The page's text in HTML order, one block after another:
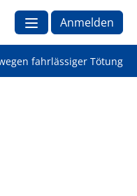
Anmelden
fahrlässiger Tötung